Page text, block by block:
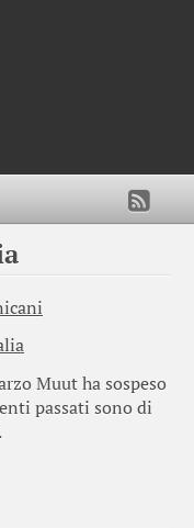
Muut ha sospeso
passati sono di